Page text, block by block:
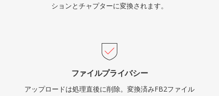
ションとチャプターに変換されます。
ファイルプライバシー
アップロードは処理直後に削除。変換済みFB2ファイル